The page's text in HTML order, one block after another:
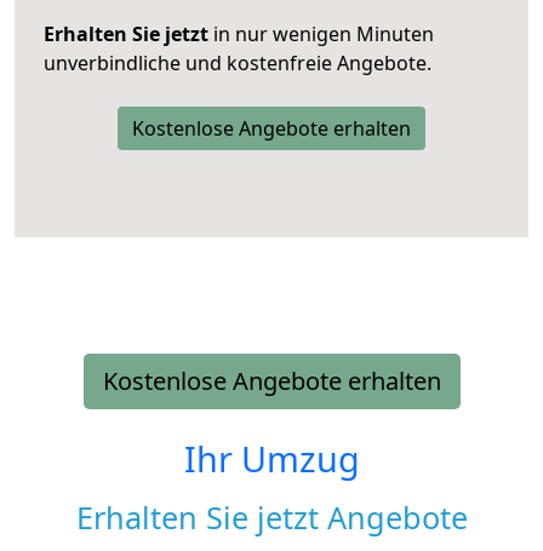
Erhalten Sie jetzt in nur wenigen Minuten
unverbindliche und kostenfreie Angebote.
Kostenlose Angebote erhalten
Kostenlose Angebote erhalten
Ihr Umzug
Erhalten Sie jetzt Angebote